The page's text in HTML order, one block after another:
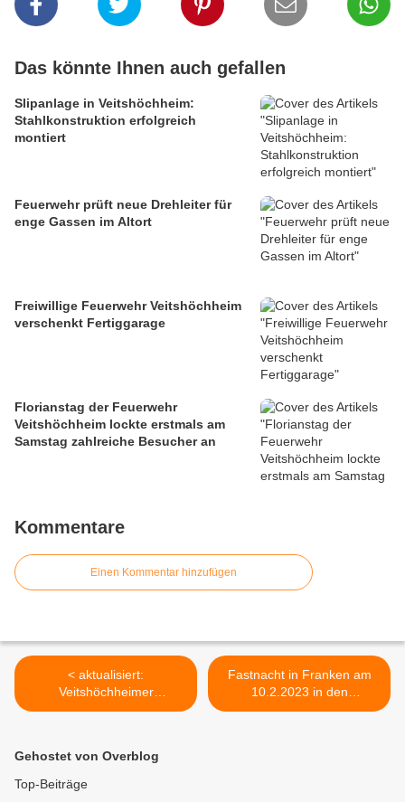
Das könnte Ihnen auch gefallen
Slipanlage in Veitshöchheim:
Stahlkonstruktion erfolgreich
montiert
Feuerwehr prüft neue Drehleiter für
enge Gassen im Altort
Freiwillige Feuerwehr Veitshöchheim
verschenkt Fertiggarage
Florianstag der Feuerwehr
Veitshöchheim lockte erstmals am
Samstag zahlreiche Besucher an
Kommentare
Einen Kommentar hinzufügen
< aktualisiert:
Veitshöchheimer
Kraftdreikämpferin Verena
Vize-Weltmeistertitel - Die
zweifache Mutter betreibt
seit 2018 sehr ambitioniert
Fastnacht in Franken am
10.2.2023 in den
Veitshöchheimer
Gehostet von Overblog
Top-Beiträge